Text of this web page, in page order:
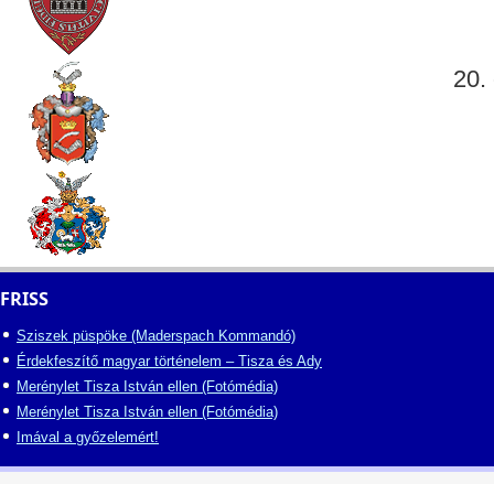
20.
FRISS
Sziszek püspöke (Maderspach Kommandó)
Érdekfeszítő magyar történelem – Tisza és Ady
Merénylet Tisza István ellen (Fotómédia)
Merénylet Tisza István ellen (Fotómédia)
Imával a győzelemért!